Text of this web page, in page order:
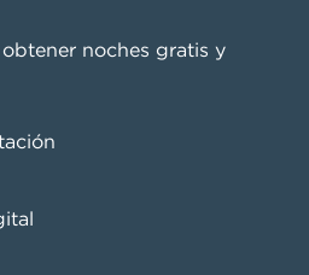
noches gratis y